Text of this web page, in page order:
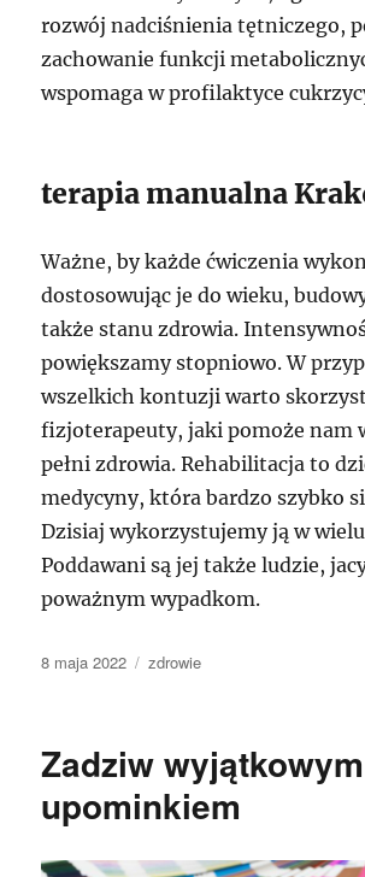
rozwój nadciśnienia tętniczego,
zachowanie funkcji
wspomaga w profilaktyce
terapia manualna
Ważne, by każde ćwiczenia
dostosowując je do wieku,
także stanu zdrowia.
powiększamy stopniowo. W
wszelkich kontuzji warto
fizjoterapeuty, jaki pomoże nam
pełni zdrowia. Rehabilitacja to
medycyny, która bardzo szybko
Dzisiaj wykorzystujemy ją w
Poddawani są jej także ludzie,
poważnym wypadkom.
Data
8 maja 2022 Kategorie
zdrowie
Zadziw wyjątkowym
upominkiem